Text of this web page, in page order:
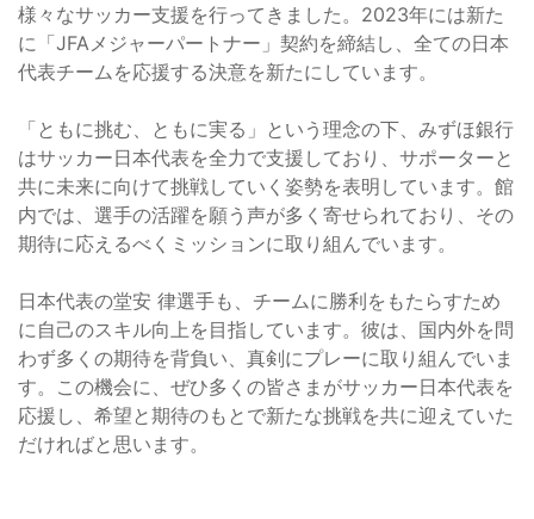
様々なサッカー支援を行ってきました。2023年には新た
に「JFAメジャーパートナー」契約を締結し、全ての日本
代表チームを応援する決意を新たにしています。
「ともに挑む、ともに実る」という理念の下、みずほ銀行
はサッカー日本代表を全力で支援しており、サポーターと
共に未来に向けて挑戦していく姿勢を表明しています。館
内では、選手の活躍を願う声が多く寄せられており、その
期待に応えるべくミッションに取り組んでいます。
日本代表の堂安 律選手も、チームに勝利をもたらすため
に自己のスキル向上を目指しています。彼は、国内外を問
わず多くの期待を背負い、真剣にプレーに取り組んでいま
す。この機会に、ぜひ多くの皆さまがサッカー日本代表を
応援し、希望と期待のもとで新たな挑戦を共に迎えていた
だければと思います。